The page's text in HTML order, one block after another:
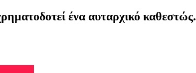
ένα αυταρχικό καθεστώς.